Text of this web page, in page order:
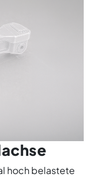
hoch belastete